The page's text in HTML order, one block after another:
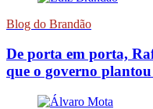
Blog do Brandão
De porta em porta,
que o governo